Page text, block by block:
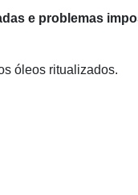
e problemas
óleos ritualizados.